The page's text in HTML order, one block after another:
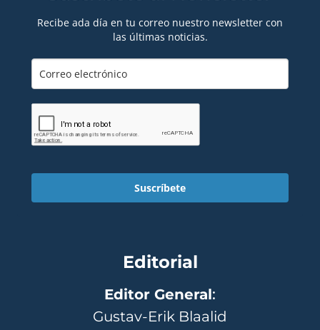
Recibe ada día en tu correo nuestro newsletter con
las últimas noticias.
Suscríbete
Editorial
Editor General:
Gustav-Erik Blaalid